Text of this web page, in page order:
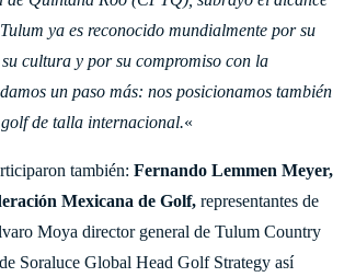
ya es reconocido mundialmente por su
cultura y por su compromiso con la
un paso más: nos posicionamos también
de talla internacional.«
también: Fernando Lemmen Meyer,
Mexicana de Golf, representantes de
Moya director general de Tulum Country
Soraluce Global Head Golf Strategy así